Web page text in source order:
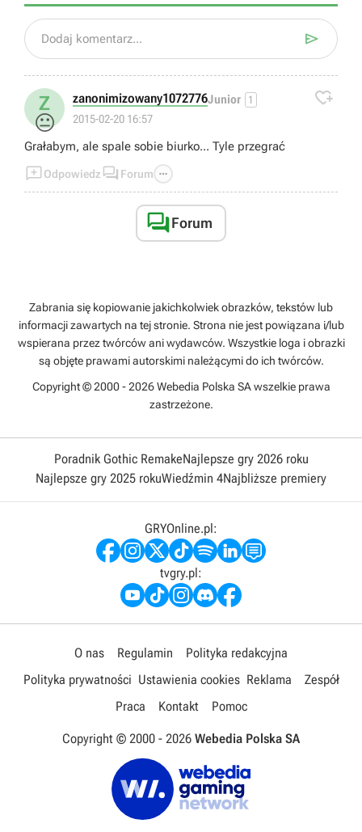
Dodaj komentarz... 
Z
😐
zanonimizowany1072776Junior 1
2015-02-20 16:57

Grałabym, ale spale sobie biurko... Tyle przegrać
Odpowiedz  Forum 
Forum
Zabrania się kopiowanie jakichkolwiek obrazków, tekstów lub
informacji zawartych na tej stronie. Strona nie jest powiązana i/lub
wspierana przez twórców ani wydawców. Wszystkie loga i obrazki
są objęte prawami autorskimi należącymi do ich twórców.
Copyright © 2000 - 2026 Webedia Polska SA wszelkie prawa
zastrzeżone.
Poradnik Gothic RemakeNajlepsze gry 2026 roku
Najlepsze gry 2025 rokuWiedźmin 4Najbliższe premiery
GRYOnline.pl:
tvgry.pl:
O nas Regulamin
Polityka redakcyjna
Polityka prywatności Ustawienia cookies Reklama
Zespół
Praca
Kontakt Pomoc
Copyright © 2000 - 2026 Webedia Polska SA